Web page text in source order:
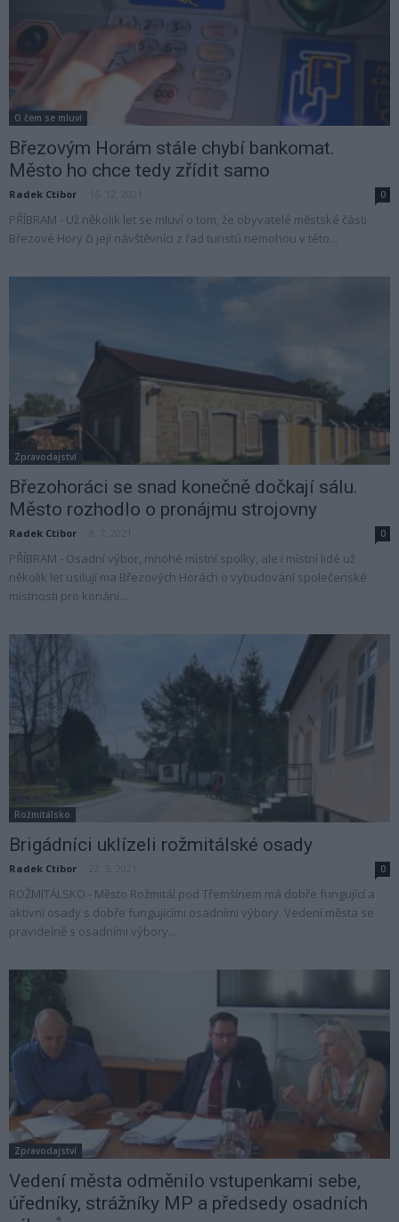
O čem se mluví
Březovým Horám stále chybí bankomat.
Město ho chce tedy zřídit samo
Radek Ctibor 0
PŘÍBRAM - Už několik let se mluví o tom, že obyvatelé městské části
Březové Hory či její návštěvníci z řad turistů nemohou v této...
Zpravodajství
Březohoráci se snad konečně dočkají sálu.
Město rozhodlo o pronájmu strojovny
Radek Ctibor 0
PŘÍBRAM - Osadní výbor, mnohé místní spolky, ale i místní lidé už
několik let usilují ma Březových Horách o vybudování společenské
místnosti pro konání...
Rožmitálsko
Brigádníci uklízeli rožmitálské osady
Radek Ctibor 0
ROŽMITÁLSKO - Město Rožmitál pod Třemšínem má dobře fungující a
aktivní osady s dobře fungujícími osadními výbory. Vedení města se
pravidelně s osadními výbory...
Zpravodajství
Vedení města odměnilo vstupenkami sebe,
úředníky, strážníky MP a předsedy osadních